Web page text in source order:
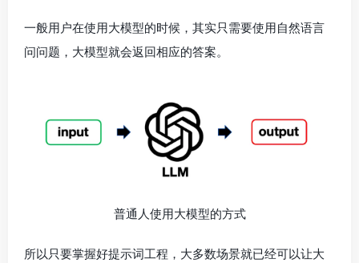
一般用户在使用大模型的时候，其实只需要使用自然语言
问问题，大模型就会返回相应的答案。
普通人使用大模型的方式
所以只要掌握好提示词工程，大多数场景就已经可以让大